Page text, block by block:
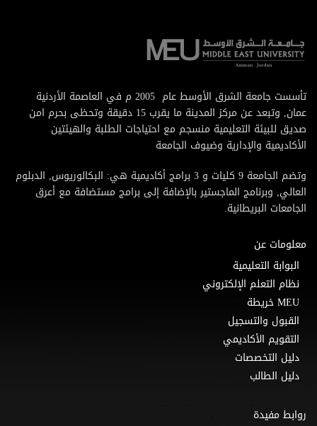
تأسست جامعة الشرق الأوسط عام 2005 م في العاصمة الأردنية
عمان, وتبعد عن مركز المدينة ما يقرب 15 دقيقة وتحظى بحرم امن
صديق للبيئة التعليمية منسجم مع احتياجات الطلبة والهيئتين
الأكاديمية والإدارية وضيوف الجامعة
وتضم الجامعة 9 كليات و 3 برامج أكاديمية هي: البكالوريوس, الدبلوم
العالي, وبرنامج الماجستير بالإضافة إلى برامج مستضافة مع أعرق
الجامعات البريطانية.
معلومات عن
البوابة التعليمية
نظام التعلم الإلكتروني
MEU خريطة
القبول والتسجيل
التقويم الأكاديمي
دليل التخصصات
دليل الطالب
روابط مفيدة